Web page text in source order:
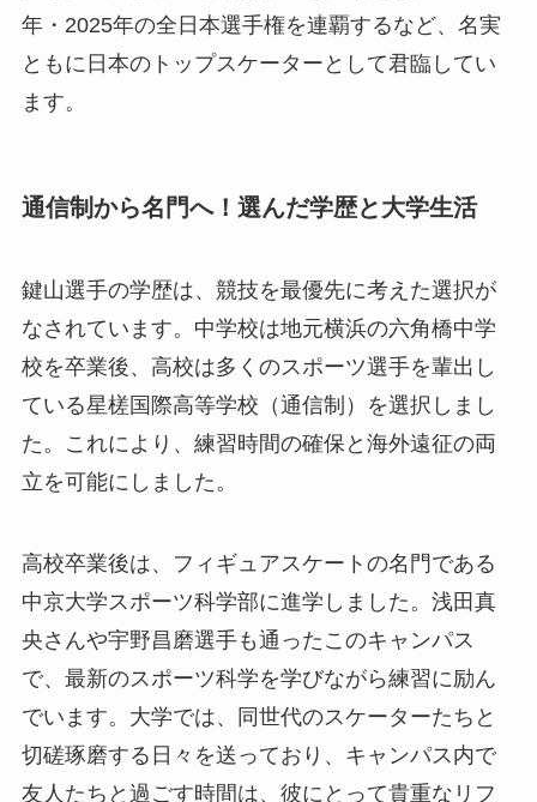
年・2025年の全日本選手権を連覇するなど、名実
ともに日本のトップスケーターとして君臨してい
ます。
通信制から名門へ！選んだ学歴と大学生活
鍵山選手の学歴は、競技を最優先に考えた選択が
なされています。中学校は地元横浜の六角橋中学
校を卒業後、高校は多くのスポーツ選手を輩出し
ている星槎国際高等学校（通信制）を選択しまし
た。これにより、練習時間の確保と海外遠征の両
立を可能にしました。
高校卒業後は、フィギュアスケートの名門である
中京大学スポーツ科学部に進学しました。浅田真
央さんや宇野昌磨選手も通ったこのキャンパス
で、最新のスポーツ科学を学びながら練習に励ん
でいます。大学では、同世代のスケーターたちと
切磋琢磨する日々を送っており、キャンパス内で
友人たちと過ごす時間は、彼にとって貴重なリフ